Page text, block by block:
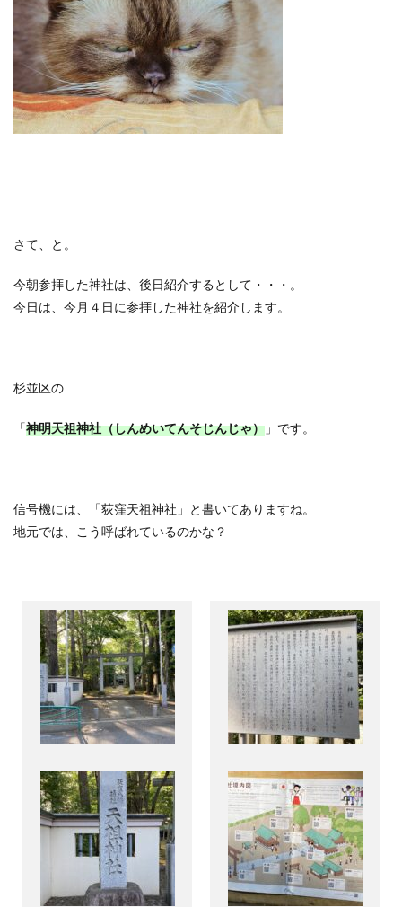
さて、と。
今朝参拝した神社は、後日紹介するとして・・・。
今日は、今月４日に参拝した神社を紹介します。
杉並区の
「神明天祖神社（しんめいてんそじんじゃ） 」です。
信号機には、「荻窪天祖神社」と書いてありますね。
地元では、こう呼ばれているのかな？